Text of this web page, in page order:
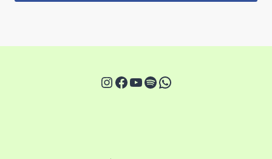
Instagram
Facebook
Youtube
Spotify
WhatsApp